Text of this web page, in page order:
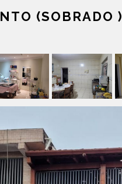
(SOBRADO )